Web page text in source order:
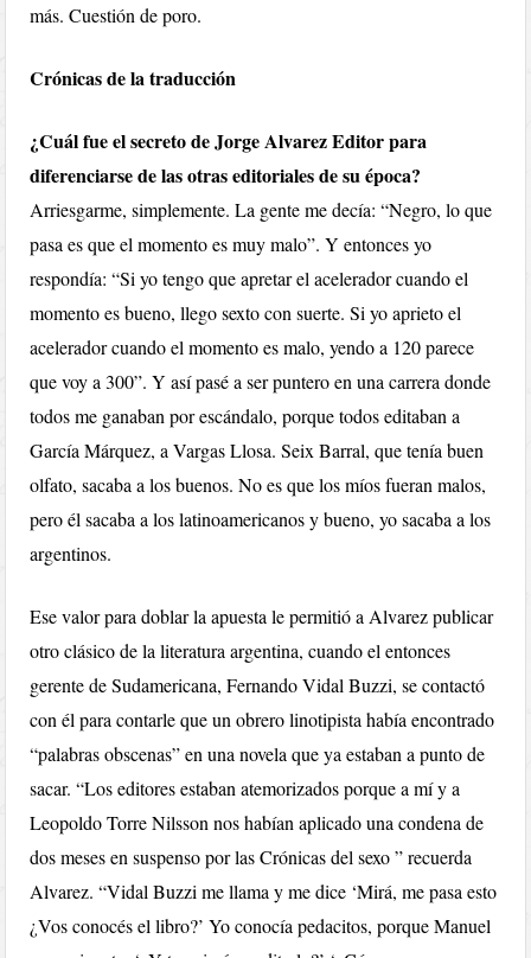
más. Cuestión de poro.
Crónicas de la traducción
¿Cuál fue el secreto de Jorge Alvarez Editor para
diferenciarse de las otras editoriales de su época?
Arriesgarme, simplemente. La gente me decía: “Negro, lo que
pasa es que el momento es muy malo”. Y entonces yo
respondía: “Si yo tengo que apretar el acelerador cuando el
momento es bueno, llego sexto con suerte. Si yo aprieto el
acelerador cuando el momento es malo, yendo a 120 parece
que voy a 300”. Y así pasé a ser puntero en una carrera donde
todos me ganaban por escándalo, porque todos editaban a
García Márquez, a Vargas Llosa. Seix Barral, que tenía buen
olfato, sacaba a los buenos. No es que los míos fueran malos,
pero él sacaba a los latinoamericanos y bueno, yo sacaba a los
argentinos.
Ese valor para doblar la apuesta le permitió a Alvarez publicar
otro clásico de la literatura argentina, cuando el entonces
gerente de Sudamericana, Fernando Vidal Buzzi, se contactó
con él para contarle que un obrero linotipista había encontrado
“palabras obscenas” en una novela que ya estaban a punto de
sacar. “Los editores estaban atemorizados porque a mí y a
Leopoldo Torre Nilsson nos habían aplicado una condena de
dos meses en suspenso por las Crónicas del sexo ” recuerda
Alvarez. “Vidal Buzzi me llama y me dice ‘Mirá, me pasa esto
¿Vos conocés el libro?’ Yo conocía pedacitos, porque Manuel